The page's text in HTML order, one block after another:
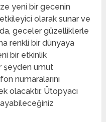
yeni bir gecenin
olarak sunar ve
geceler güzelliklerle
renkli bir dünyaya
bir etkinlik
şeyden umut
numaralarını
olacaktır. Ütopyacı